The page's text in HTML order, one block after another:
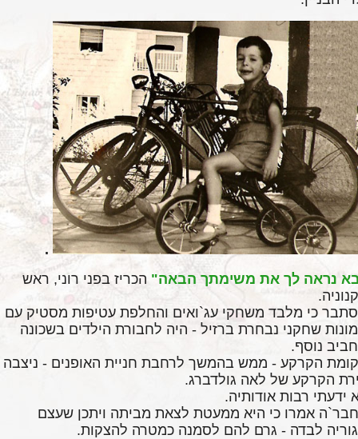
.
נראה לך את משימתך הבאה" הכריז בפני רוני, ראש
.
כי מלבד משחקי עג`ואים והחלפת עטיפות מסטיק עם
שחקני נבחרת ברזיל - היה לחבורת הילדים בשכונה
נוסף.
הקרקע - ממש בהמשך לרחבת חניית האופנים - ניצבה
הקרקע של לאה גולדברג.
ידעתי רבות אודותיה.
אמרו כי היא ממעטת לצאת מביתה ויתכן שעצם
לבדה - גרם להם לסמנה כמטרה להצקות.